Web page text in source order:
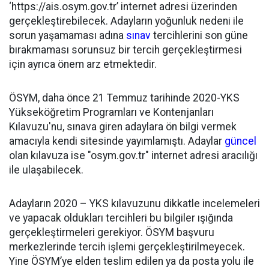
‘https://ais.osym.gov.tr’ internet adresi üzerinden
gerçekleştirebilecek. Adayların yoğunluk nedeni ile
sorun yaşamaması adına sınav tercihlerini son güne
bırakmaması sorunsuz bir tercih gerçekleştirmesi
için ayrıca önem arz etmektedir.
ÖSYM, daha önce 21 Temmuz tarihinde 2020-YKS
Yükseköğretim Programları ve Kontenjanları
Kılavuzu'nu, sınava giren adaylara ön bilgi vermek
amacıyla kendi sitesinde yayımlamıştı. Adaylar güncel
olan kılavuza ise "osym.gov.tr" internet adresi aracılığı
ile ulaşabilecek.
Adayların 2020 – YKS kılavuzunu dikkatle incelemeleri
ve yapacak oldukları tercihleri bu bilgiler ışığında
gerçekleştirmeleri gerekiyor. ÖSYM başvuru
merkezlerinde tercih işlemi gerçekleştirilmeyecek.
Yine ÖSYM’ye elden teslim edilen ya da posta yolu ile